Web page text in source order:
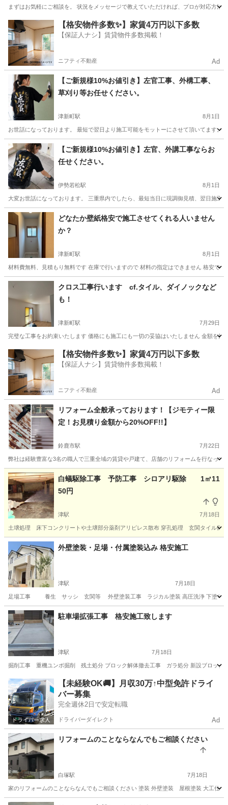
まずはお気軽にご相談を。 状況をメッセージで教えていただければ、プロが対応方
三重 鈴鹿市 白子駅 水道工事 応急処置
【格安物件多数✨】家賃4万円以下多数
【保証人ナシ】賃貸物件多数掲載！
ニフティ不動産 Ad
【ご新規様10%お値引き】左官工事、外構工事、
草刈り等お任せください。
津新町駅 8月1日
お世話になっております。 最短で翌日より施工可能をモットーにさせて頂いてます
三重 津市 津新町駅 その他
【ご新規様10%お値引き】左官、外講工事ならお
任せください。
伊勢若松駅 8月1日
大変お世話になっております。 三重県内でしたら、最短当日に現調御見積、翌日施
三重 鈴鹿市 伊勢若松駅 その他 左官
どなたか壁紙格安で施工させてくれる人いません
か？
津新町駅 8月1日
材料費無料、見積もり無料です 在庫で行いますので 材料の指定はできません 格安で
三重 津市 津新町駅 その他
クロス工事行います cf.タイル、ダイノックなど
も！
津新町駅 7月29日
完璧な工事をお約束いたします 価格にも施工にも一切の妥協はいたしません 金額を
三重 津市 津新町駅 その他
【格安物件多数✨】家賃4万円以下多数
【保証人ナシ】賃貸物件多数掲載！
ニフティ不動産 Ad
リフォーム全般承っております！【ジモティー限
定！お見積り金額から20%OFF!!】
鈴鹿市駅 7月22日
弊社は経験豊富な3名の職人で三重全域の賃貸や戸建て、店舗のリフォームを行なっ
三重 鈴鹿市 鈴鹿市駅 リフォーム
白蟻駆除工事 予防工事 シロアリ駆除 1㎡11
50円
津駅 7月18日
土壌処理 床下コンクリートや土壌部分薬剤アリピレス散布 穿孔処理 玄関タイル目
三重 津市 津駅 リフォーム タイル
外壁塗装・足場・付属塗装込み 格安施工
津駅 7月18日
足場工事 養生 サッシ 玄関等 外壁塗装工事 ラジカル塗装 高圧洗浄 下塗り
三重 津市 津駅 その他 塗装工事
駐車場拡張工事 格安施工致します
津駅 7月18日
掘削工事 重機ユンボ掘削 残土処分 ブロック解体撤去工事 ガラ処分 新設ブロ
三重 津市 津駅 その他 格安
【未経験OK🚚】月収30万↑中型免許ドライ
バー募集
完全週休2日で安定転職
ドライバーダイレクト Ad
リフォームのことならなんでもご相談ください
白塚駅 7月18日
家のリフォームのことならなんでもご相談ください 塗装 外壁塗装 屋根塗装 大